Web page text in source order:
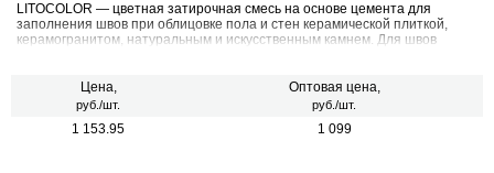
LITOCOLOR — цветная затирочная смесь на основе цемента для
заполнения швов при облицовке пола и стен керамической плиткой,
керамогранитом, натуральным и искусственным камнем. Для швов
Цена,
руб./шт.
Оптовая цена,
руб./шт.
1 153.95 1 099